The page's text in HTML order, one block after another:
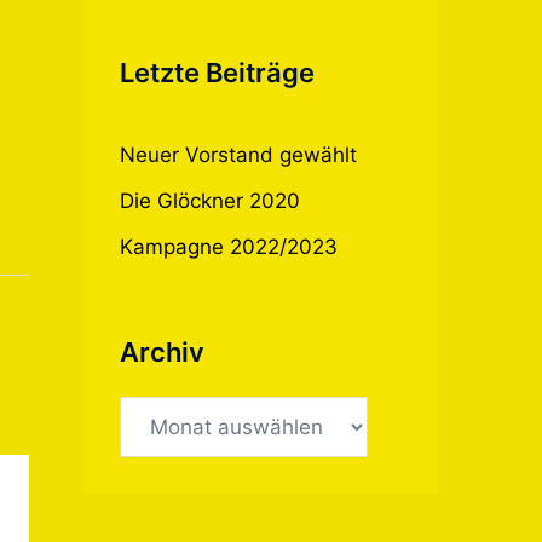
Letzte Beiträge
Neuer Vorstand gewählt
Die Glöckner 2020
Kampagne 2022/2023
Archiv
Archiv